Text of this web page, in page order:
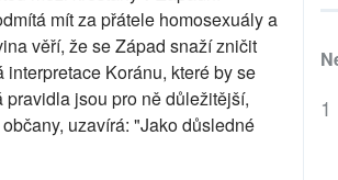
mít za přátele homosexuály a
věří, že se Západ snaží zničit
Koránu, které by se
pravidla jsou pro ně důležitější,
uzavírá: "Jako důsledné